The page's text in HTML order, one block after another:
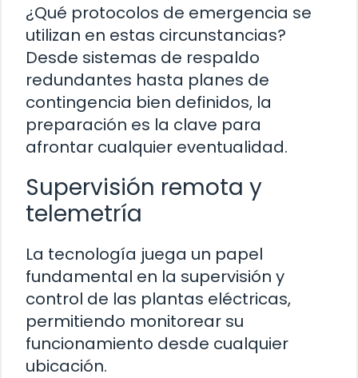
¿Qué protocolos de emergencia se
utilizan en estas circunstancias?
Desde sistemas de respaldo
redundantes hasta planes de
contingencia bien definidos, la
preparación es la clave para
afrontar cualquier eventualidad.
Supervisión remota y
telemetría
La tecnología juega un papel
fundamental en la supervisión y
control de las plantas eléctricas,
permitiendo monitorear su
funcionamiento desde cualquier
ubicación.